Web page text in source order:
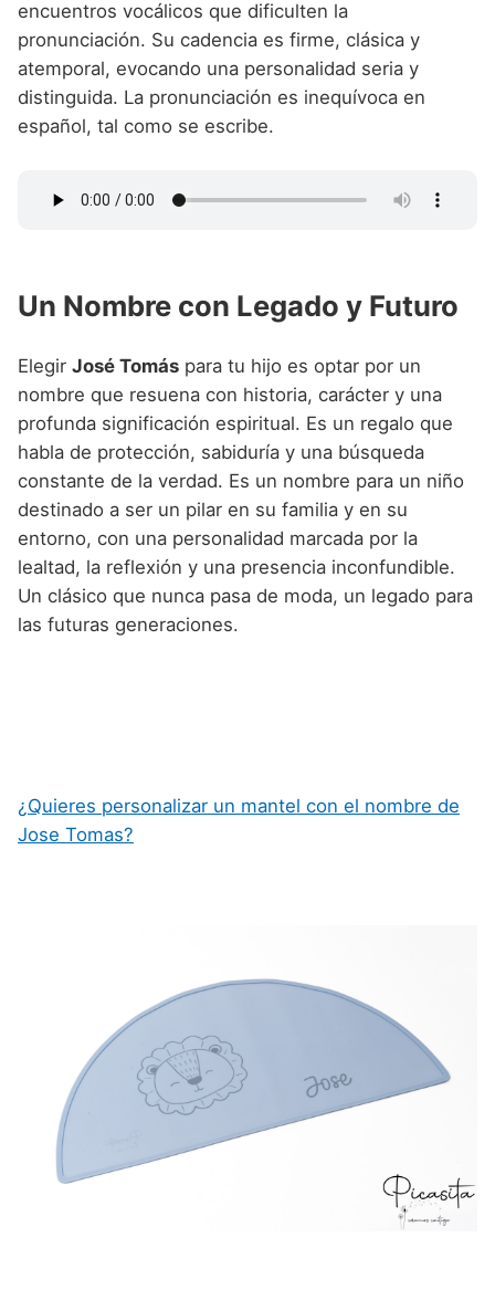
encuentros vocálicos que dificulten la
pronunciación. Su cadencia es firme, clásica y
atemporal, evocando una personalidad seria y
distinguida. La pronunciación es inequívoca en
español, tal como se escribe.
Un Nombre con Legado y Futuro
Elegir José Tomás para tu hijo es optar por un
nombre que resuena con historia, carácter y una
profunda significación espiritual. Es un regalo que
habla de protección, sabiduría y una búsqueda
constante de la verdad. Es un nombre para un niño
destinado a ser un pilar en su familia y en su
entorno, con una personalidad marcada por la
lealtad, la reflexión y una presencia inconfundible.
Un clásico que nunca pasa de moda, un legado para
las futuras generaciones.
¿Quieres personalizar un mantel con el nombre de
Jose Tomas?